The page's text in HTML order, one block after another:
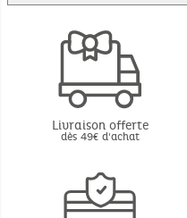
Livraison offerte
dès 49€ d'achat